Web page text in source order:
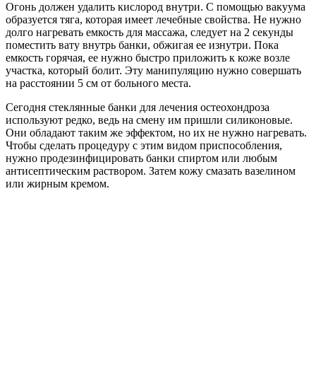
Огонь должен удалить кислород внутри. С помощью вакуума
образуется тяга, которая имеет лечебные свойства. Не нужно
долго нагревать емкость для массажа, следует на 2 секунды
поместить вату внутрь банки, обжигая ее изнутри. Пока
емкость горячая, ее нужно быстро приложить к коже возле
участка, который болит. Эту манипуляцию нужно совершать
на расстоянии 5 см от больного места.
Сегодня стеклянные банки для лечения остеохондроза
используют редко, ведь на смену им пришли силиконовые.
Они обладают таким же эффектом, но их не нужно нагревать.
Чтобы сделать процедуру с этим видом приспособления,
нужно продезинфицировать банки спиртом или любым
антисептическим раствором. Затем кожу смазать вазелином
или жирным кремом.